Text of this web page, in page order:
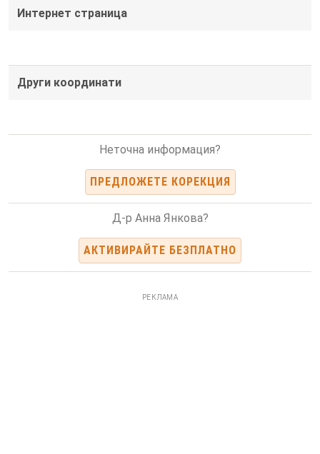
Интернет страница
Други координати
Неточна информация?
ПРЕДЛОЖЕТЕ КОРЕКЦИЯ
Д-р Анна Янкова?
АКТИВИРАЙТЕ БЕЗПЛАТНО
РЕКЛАМА